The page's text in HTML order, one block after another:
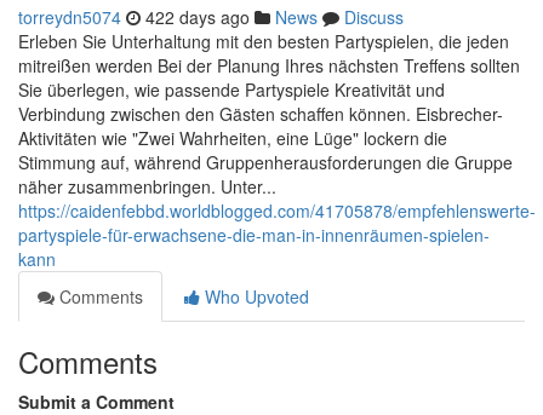
torreydn5074 422 days ago News
Discuss
Erleben Sie Unterhaltung mit den besten Partyspielen, die jeden
mitreißen werden Bei der Planung Ihres nächsten Treffens sollten
Sie überlegen, wie passende Partyspiele Kreativität und
Verbindung zwischen den Gästen schaffen können. Eisbrecher-
Aktivitäten wie "Zwei Wahrheiten, eine Lüge" lockern die
Stimmung auf, während Gruppenherausforderungen die Gruppe
näher zusammenbringen. Unter...
https://caidenfebbd.worldblogged.com/41705878/empfehlenswerte-
partyspiele-für-erwachsene-die-man-in-innenräumen-spielen-
kann
Comments
Who Upvoted
Comments
Submit a Comment